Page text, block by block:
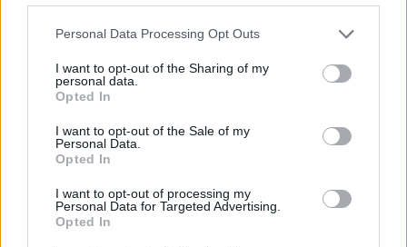
Personal Data Processing Opt Outs
I want to opt-out of the Sharing of my
personal data.
Opted In
I want to opt-out of the Sale of my
Personal Data.
Opted In
I want to opt-out of processing my
Personal Data for Targeted Advertising.
Opted In
Polonia, Ucraina e Georgia hanno ottenuto
la qualificazione agli Europei tramite
spareggio
Dove si svolgeranno gli Europei
del 2024?
Gli Europei di calcio del 2024 si